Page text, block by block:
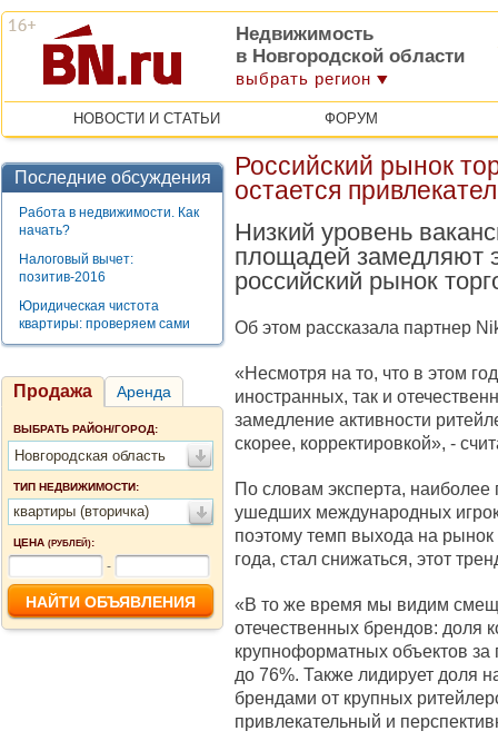
Недвижимость
в Новгородской области
выбрать регион
НОВОСТИ И СТАТЬИ ФОРУМ
Последние обсуждения
Работа в недвижимости. Как
начать?
Налоговый вычет:
позитив-2016
Юридическая чистота
квартиры: проверяем сами
Продажа Аренда
ВЫБРАТЬ РАЙОН/ГОРОД:
Новгородская область
ТИП НЕДВИЖИМОСТИ:
квартиры (вторичка)
ЦЕНА (РУБЛЕЙ):
-
Российский рынок
остается
Низкий уровень
площадей замедляют
российский рынок
Об этом рассказала партнер
«Несмотря на то, что в этом
иностранных, так и
замедление активности
скорее, корректировкой», -
По словам эксперта,
ушедших международных
поэтому темп выхода на
года, стал снижаться, этот
«В то же время мы видим
отечественных брендов: доля
крупноформатных объектов
до 76%. Также лидирует доля
брендами от крупных
привлекательный и